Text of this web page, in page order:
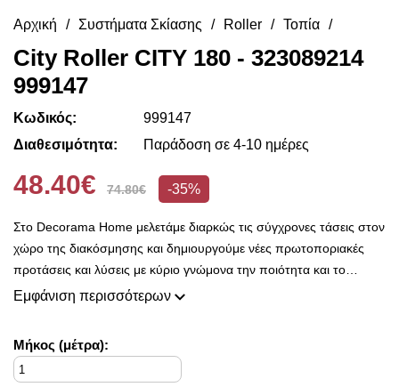
Αρχική Συστήματα Σκίασης Roller Τοπία
City Roller CITY 180 - 323089214
999147
Κωδικός:
999147
Διαθεσιμότητα:
Παράδοση σε 4-10 ημέρες
48.40€ 74.80€ -35%
Στο Decorama Home μελετάμε διαρκώς τις σύγχρονες τάσεις στον
χώρο της διακόσμησης και δημιουργούμε νέες πρωτοποριακές
προτάσεις και λύσεις με κύριο γνώμονα την ποιότητα και το
ασύγκριτο design, προκειμένου να είμαστε πάντοτε σε θέση να
φρέσκες ιδέες διακόσμησης, που ικανοποιούν ακόμη και τους πιο
απαιτητικούς!
Εμφάνιση περισσότερων
Mήκος (μέτρα):